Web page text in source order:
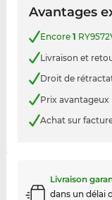
Avantages
Encore 1
Livraison et
Droit de
Prix avantageux
Achat sur
Livraison
dans un délai